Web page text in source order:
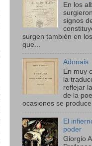
En los
signos
surgen también en
que...
Adonais
En muy
la
reflejar
de la
ocasiones se
El
poder
Giorgio